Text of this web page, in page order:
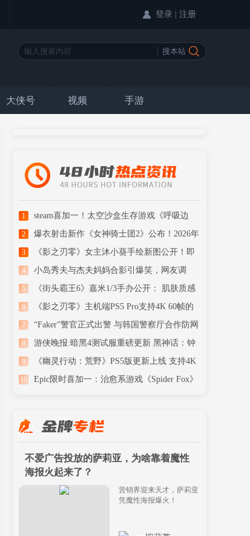
登录 | 注册
大侠号 视频 手游
缘》免费领
2
爆衣射击新作《女神骑士团2》公布！2026年
冬季发售
3
《影之刃零》女主沐小葵手绘新图公开！即
将开启预售
4
小岛秀夫与杰夫妈妈合影引爆笑，网友调
侃“见家长”
5
《街头霸王6》嘉米1/3手办公开： 肌肤质感
细腻逼真
6
《影之刃零》主机端PS5 Pro支持4K 60帧的
高画质体验
7
“Faker”警官正式出警 与韩国警察厅合作防网
路赌博
8
游侠晚报:暗黑4测试服重磅更新 黑神话：钟
馗CG爆料
9
《幽灵行动：荒野》PS5版更新上线 支持4K
60FPS运行
10
Epic限时喜加一：治愈系游戏《Spider Fox》
免费领
海报火起来了？